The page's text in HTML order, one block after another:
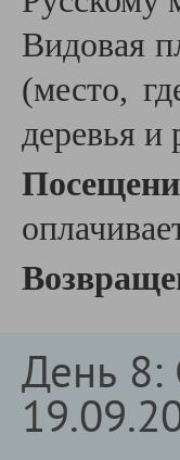
Видовая
(место,
деревья и
День 8: